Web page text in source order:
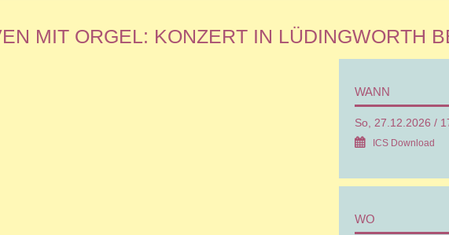
MIT ORGEL: KONZERT IN LÜDINGWORTH
WANN
So, 27.12.2026 /
ICS Download
WO